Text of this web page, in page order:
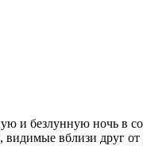
и безлунную ночь в
видимые вблизи друг